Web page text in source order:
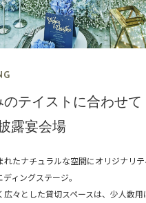
テイストに合わせて
露宴会場
れたナチュラルな空間にオリジナリ
ィングステージ。
々とした貸切スペースは、 少人数用